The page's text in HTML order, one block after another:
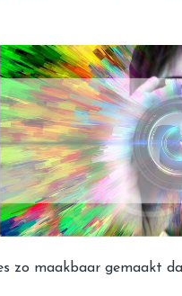
zo maakbaar gemaakt